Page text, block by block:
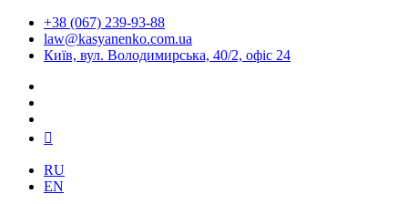
+38 (067) 239-93-88
law@kasyanenko.com.ua
Київ, вул. Володимирська, 40/2, офіс 24
RU
EN